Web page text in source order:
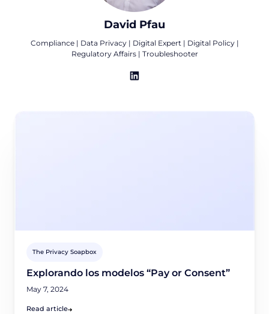
David Pfau
Compliance | Data Privacy | Digital Expert | Digital Policy |
Regulatory Affairs | Troubleshooter
The Privacy Soapbox
Explorando los modelos “Pay or Consent”
May 7, 2024
Read article